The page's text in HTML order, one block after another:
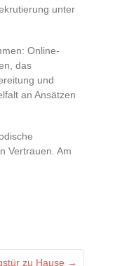
unter
Online-
das
und
an Ansätzen
Vertrauen. Am
zu Hause →